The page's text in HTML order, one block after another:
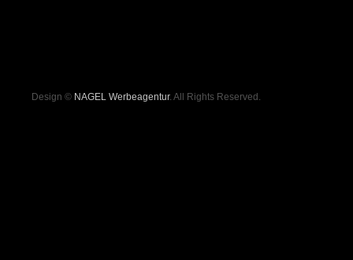
Design © NAGEL Werbeagentur. All Rights Reserved.